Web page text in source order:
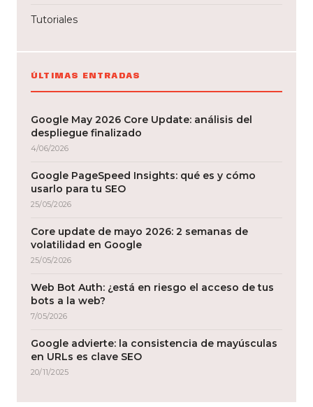
Tutoriales
ÚLTIMAS ENTRADAS
Google May 2026 Core Update: análisis del
despliegue finalizado
4/06/2026
Google PageSpeed Insights: qué es y cómo
usarlo para tu SEO
25/05/2026
Core update de mayo 2026: 2 semanas de
volatilidad en Google
25/05/2026
Web Bot Auth: ¿está en riesgo el acceso de tus
bots a la web?
7/05/2026
Google advierte: la consistencia de mayúsculas
en URLs es clave SEO
20/11/2025